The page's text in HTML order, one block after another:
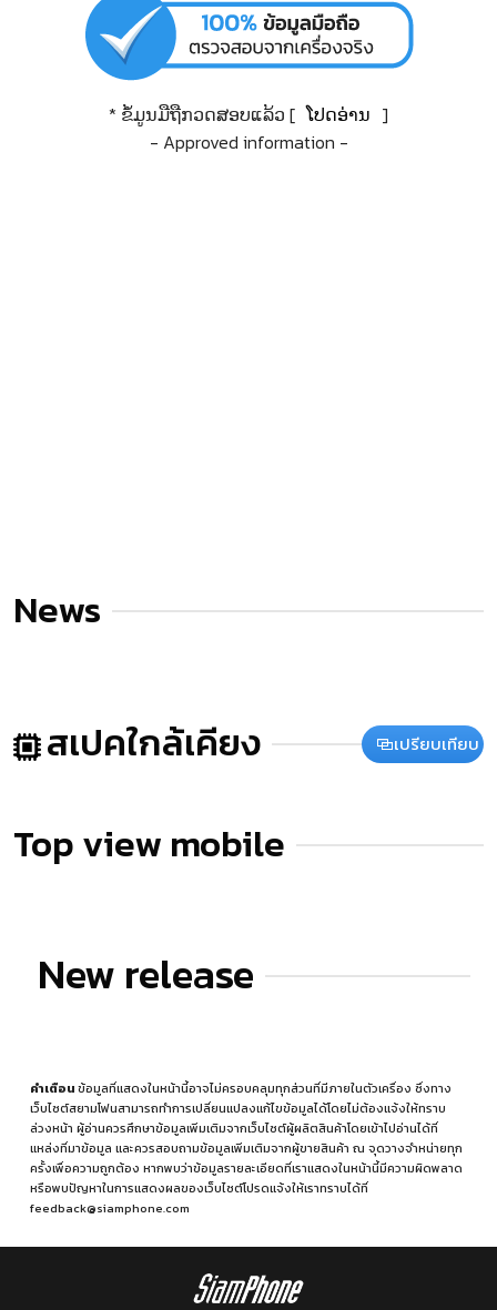
* ຂໍ້ມູນມືຖືກວດສອບແລ້ວ [ ໂປດອ່ານ ]
- Approved information -
News
สเปคใกล้เคียง เปรียบเทียบ
Top view mobile
New release
คำเตือนข้อมูลที่แสดงในหน้านี้อาจไม่ครอบคลุมทุกส่วนที่มีภายในตัวเครื่อง ซึ่งทาง
เว็บไซต์สยามโฟนสามารถทำการเปลี่ยนแปลงแก้ไขข้อมูลได้โดยไม่ต้องแจ้งให้ทราบ
ล่วงหน้า ผู้อ่านควรศึกษาข้อมูลเพิ่มเติมจากเว็บไซต์ผู้ผลิตสินค้าโดยเข้าไปอ่านได้ที่
แหล่งที่มาข้อมูล และควรสอบถามข้อมูลเพิ่มเติมจากผู้ขายสินค้า ณ จุดวางจำหน่ายทุก
ครั้งเพื่อความถูกต้อง หากพบว่าข้อมูลรายละเอียดที่เราแสดงในหน้านี้มีความผิดพลาด
หรือพบปัญหาในการแสดงผลของเว็บไซต์โปรดแจ้งให้เราทราบได้ที่
feedback@siamphone.com